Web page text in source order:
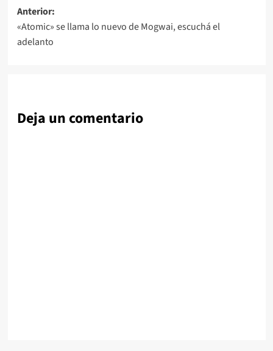
Navegación
de
entradas
Anterior:
«Atomic» se llama lo nuevo de Mogwai, escuchá el
adelanto
Deja un comentario